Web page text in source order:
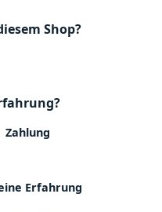
Shop?
Zahlung
Erfahrung